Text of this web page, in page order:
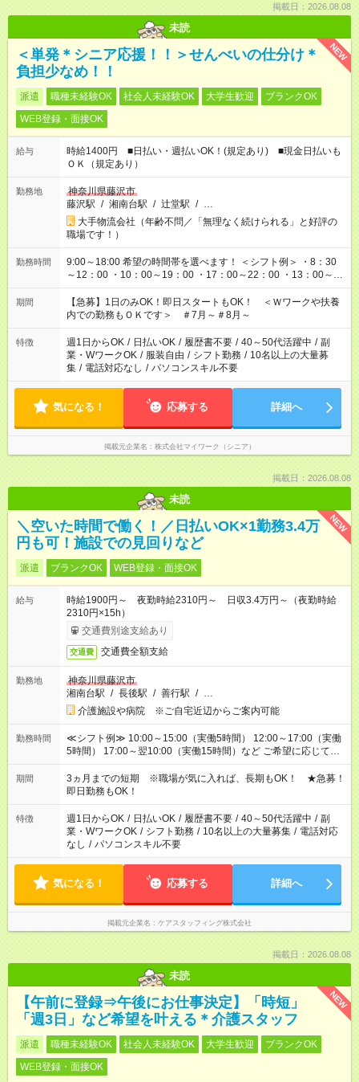
掲載日：2026.08.08
未読
NEW
＜単発＊シニア応援！！＞せんべいの仕分け＊
負担少なめ！！
派遣 職種未経験OK 社会人未経験OK 大学生歓迎
ブランクOK
WEB登録・面接OK
給与
時給1400円 ■日払い・週払いOK！(規定あり) ■現金日払いも
ＯＫ（規定あり）
勤務地
神奈川県藤沢市
藤沢駅 / 湘南台駅 / 辻堂駅 / …
大手物流会社（年齢不問／「無理なく続けられる」と好評の
職場です！）
勤務時間
9:00～18:00 希望の時間帯を選べます！ ＜シフト例＞ ・8：30
～12：00 ・10：00～19：00 ・17：00～22：00 ・13：00～
22：00 ・22：00～翌6：00 など
期間
【急募】1日のみOK！即日スタートもOK！ ＜Ｗワークや扶養
内での勤務もＯＫです＞ ＃7月～＃8月～
特徴 週1日からOK / 日払いOK / 履歴書不要 / 40～50代活躍中 / 副
業・WワークOK / 服装自由 / シフト勤務 / 10名以上の大量募
集 / 電話対応なし / パソコンスキル不要
気になる！ 応募する 詳細へ
掲載元企業名 株式会社マイワーク（シニア）
掲載日：2026.08.08
未読
NEW
＼空いた時間で働く！／日払いOK×1勤務3.4万
円も可！施設での見回りなど
派遣 ブランクOK WEB登録・面接OK
給与
時給1900円～ 夜勤時給2310円～ 日収3.4万円～（夜勤時給
2310円×15h）
交通費別途支給あり
交通費 交通費全額支給
勤務地
神奈川県藤沢市
湘南台駅 / 長後駅 / 善行駅 / …
介護施設や病院 ※ご自宅近辺からご案内可能
勤務時間
≪シフト例≫ 10:00～15:00（実働5時間） 12:00～17:00（実働
5時間） 17:00～翌10:00（実働15時間）など ご希望に応じて、
働く時間は調整できます！ お気軽に担当へ相談ください！
期間
3ヵ月までの短期 ※職場が気に入れば、長期もOK！ ★急募！
即日勤務もOK！
特徴 週1日からOK / 日払いOK / 履歴書不要 / 40～50代活躍中 / 副
業・WワークOK / シフト勤務 / 10名以上の大量募集 / 電話対応
なし / パソコンスキル不要
気になる！ 応募する 詳細へ
掲載元企業名 ケアスタッフィング株式会社
掲載日：2026.08.08
未読
NEW
【午前に登録⇒午後にお仕事決定】「時短」
「週3日」など希望を叶える＊介護スタッフ
派遣 職種未経験OK 社会人未経験OK 大学生歓迎
ブランクOK
WEB登録・面接OK